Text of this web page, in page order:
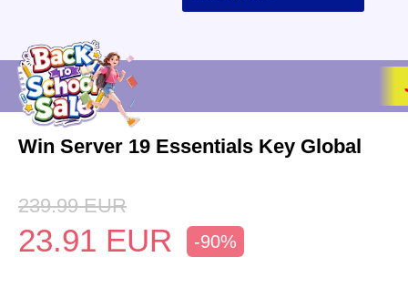
Win Server 19 Essentials Key Global
239.99 EUR
23.91 EUR -90%